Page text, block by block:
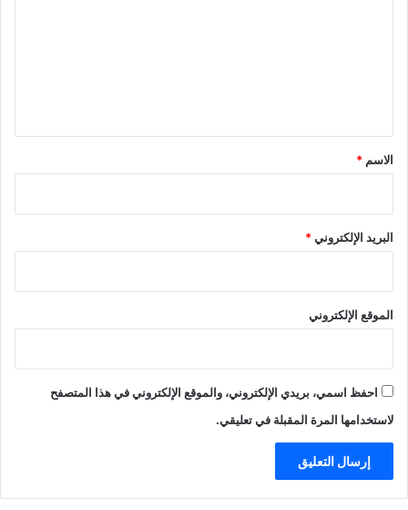
*
الاسم *
البريد الإلكتروني*
الموقع الإلكتروني
احفظ اسمي، بريدي الإلكتروني، والموقع الإلكتروني في هذا المتصفح
لاستخدامها المرة المقبلة في تعليقي.